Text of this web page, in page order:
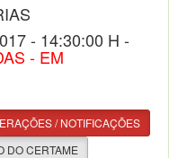
- 14:30:00 H -
- EM
/ NOTIFICAÇÕES
DO CERTAME